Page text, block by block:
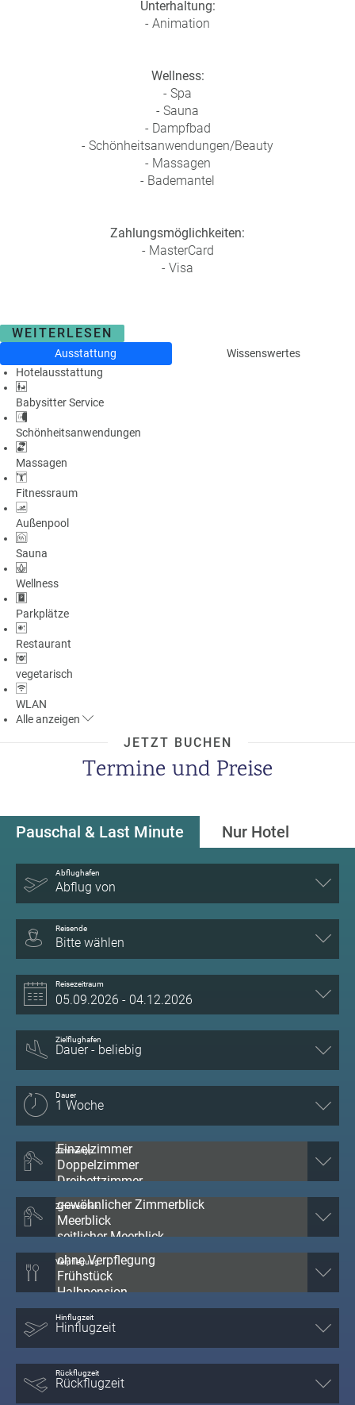
Unterhaltung:
- Animation
Wellness:
- Spa
- Sauna
- Dampfbad
- Schönheitsanwendungen/Beauty
- Massagen
- Bademantel
Zahlungsmöglichkeiten:
- MasterCard
- Visa
WEITERLESEN
Ausstattung
Wissenswertes
Hotelausstattung
Babysitter Service
Schönheitsanwendungen
Massagen
Fitnessraum
Außenpool
Sauna
Wellness
Parkplätze
Restaurant
vegetarisch
WLAN
Alleanzeigen
JETZT BUCHEN
Termine und Preise
Pauschal & Last Minute Nur Hotel
Abflughafen
Abflug von
Reisende
Bitte wählen
Reisezeitraum
Zielflughafen
Dauer
Zimmertyp
Zimmerblick
Verpflegung
Hinflugzeit
Rückflugzeit